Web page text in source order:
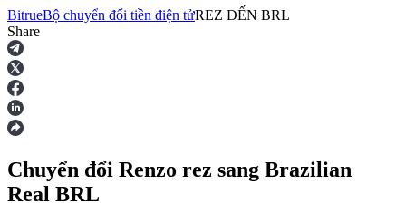
Hợp đồng tương lai
BitrueBộ chuyển đổi tiền điện tửREZ ĐẾN BRL
Share
Chuyển đổi Renzo rez sang Brazilian
Real BRL